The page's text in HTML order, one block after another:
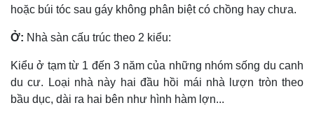
hoặc búi tóc sau gáy không phân biệt có chồng hay chưa.
Ở: Nhà sàn cấu trúc theo 2 kiểu:
Kiểu ở tạm từ 1 đến 3 năm của những nhóm sống du canh
du cư. Loại nhà này hai đầu hồi mái nhà lượn tròn theo
bầu dục, dài ra hai bên như hình hàm lợn...